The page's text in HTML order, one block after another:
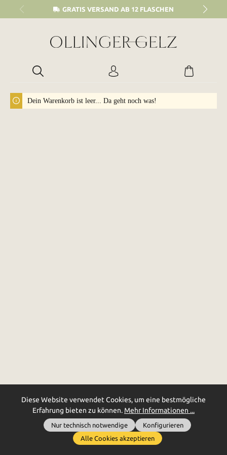
springen GRATIS VERSAND AB 12 FLASCHEN
Dein Warenkorb ist leer... Da geht noch was!
Diese Website verwendet Cookies, um eine bestmögliche
Erfahrung bieten zu können. Mehr Informationen ...
Nur technisch notwendige
Konfigurieren
Alle Cookies akzeptieren